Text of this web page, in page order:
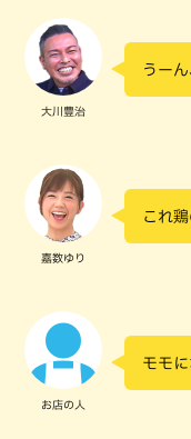
大川豊治
うー
嘉数ゆり
これ
お店の人
モモ